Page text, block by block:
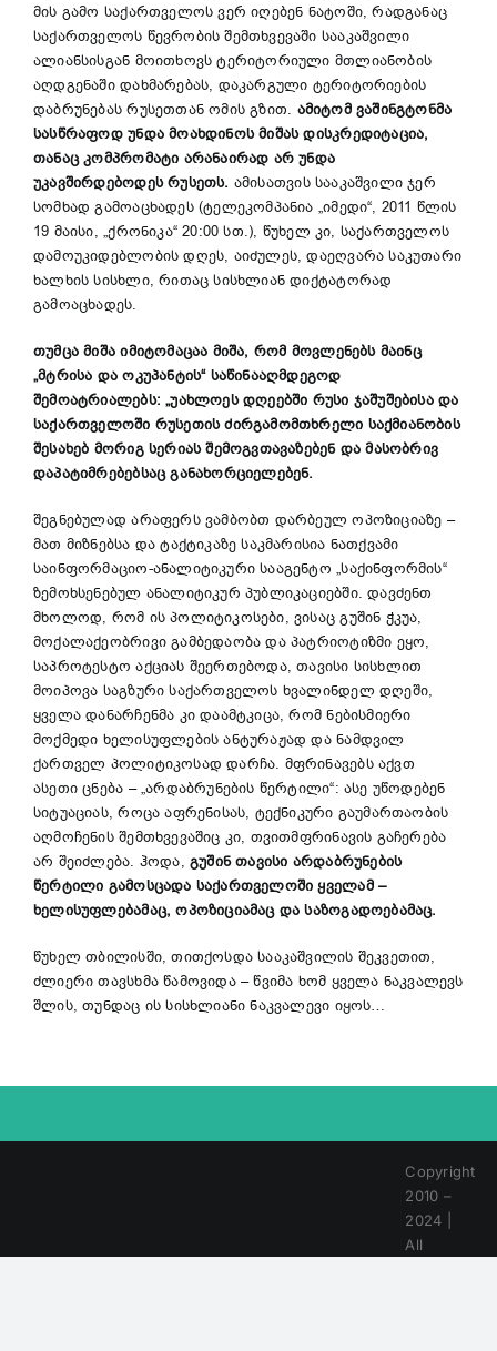
მის გამო საქართველოს ვერ იღებენ ნატოში, რადგანაც
საქართველოს წევრობის შემთხვევაში სააკაშვილი
ალიანსისგან მოითხოვს ტერიტორიული მთლიანობის
აღდგენაში დახმარებას, დაკარგული ტერიტორიების
დაბრუნებას რუსეთთან ომის გზით. ამიტომ ვაშინგტონმა
სასწრაფოდ უნდა მოახდინოს მიშას დისკრედიტაცია,
თანაც კომპრომატი არანაირად არ უნდა
უკავშირდებოდეს რუსეთს. ამისათვის სააკაშვილი ჯერ
სომხად გამოაცხადეს (ტელეკომპანია „იმედი“, 2011 წლის
19 მაისი, „ქრონიკა“ 20:00 სთ.), წუხელ კი, საქართველოს
დამოუკიდებლობის დღეს, აიძულეს, დაეღვარა საკუთარი
ხალხის სისხლი, რითაც სისხლიან დიქტატორად
გამოაცხადეს.
თუმცა მიშა იმიტომაცაა მიშა, რომ მოვლენებს მაინც
„მტრისა და ოკუპანტის“ საწინააღმდეგოდ
შემოატრიალებს: „უახლოეს დღეებში რუსი ჯაშუშებისა და
საქართველოში რუსეთის ძირგამომთხრელი საქმიანობის
შესახებ მორიგ სერიას შემოგვთავაზებენ და მასობრივ
დაპატიმრებებსაც განახორციელებენ.
შეგნებულად არაფერს ვამბობთ დარბეულ ოპოზიციაზე –
მათ მიზნებსა და ტაქტიკაზე საკმარისია ნათქვამი
საინფორმაციო-ანალიტიკური სააგენტო „საქინფორმის“
ზემოხსენებულ ანალიტიკურ პუბლიკაციებში. დავძენთ
მხოლოდ, რომ ის პოლიტიკოსები, ვისაც გუშინ ჭკუა,
მოქალაქეობრივი გამბედაობა და პატრიოტიზმი ეყო,
საპროტესტო აქციას შეერთებოდა, თავისი სისხლით
მოიპოვა საგზური საქართველოს ხვალინდელ დღეში,
ყველა დანარჩენმა კი დაამტკიცა, რომ ნებისმიერი
მოქმედი ხელისუფლების ანტურაჟად და ნამდვილ
ქართველ პოლიტიკოსად დარჩა. მფრინავებს აქვთ
ასეთი ცნება – „არდაბრუნების წერტილი“: ასე უწოდებენ
სიტუაციას, როცა აფრენისას, ტექნიკური გაუმართაობის
აღმოჩენის შემთხვევაშიც კი, თვითმფრინავის გაჩერება
არ შეიძლება. ჰოდა, გუშინ თავისი არდაბრუნების
წერტილი გამოსცადა საქართველოში ყველამ –
ხელისუფლებამაც, ოპოზიციამაც და საზოგადოებამაც.
წუხელ თბილისში, თითქოსდა სააკაშვილის შეკვეთით,
ძლიერი თავსხმა წამოვიდა – წვიმა ხომ ყველა ნაკვალევს
შლის, თუნდაც ის სისხლიანი ნაკვალევი იყოს…
Copyright
2010 –
2024 |
All